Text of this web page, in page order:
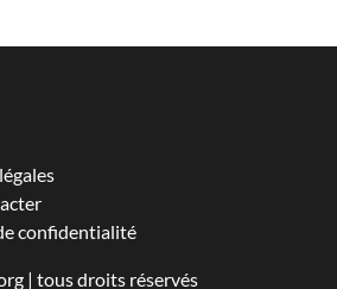
confidentialité
| tous droits réservés